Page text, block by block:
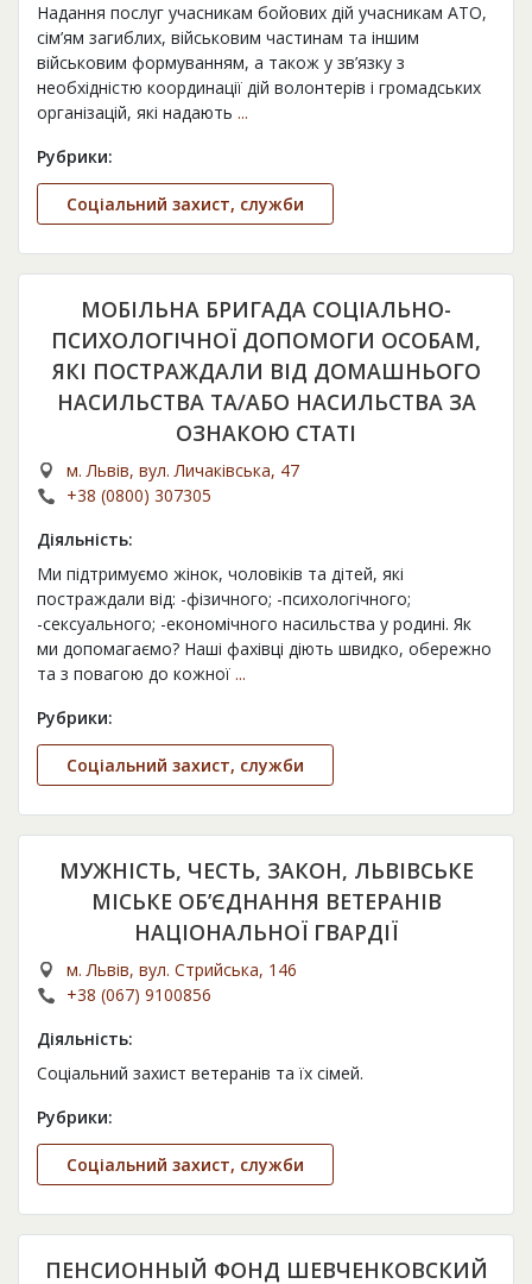
Надання послуг учасникам бойових дій учасникам АТО,
сім’ям загиблих, військовим частинам та іншим
військовим формуванням, а також у зв’язку з
необхідністю координації дій волонтерів і громадських
організацій, які надають ...
Рубрики:
Соціальний захист, служби
МОБІЛЬНА БРИГАДА СОЦІАЛЬНО-
ПСИХОЛОГІЧНОЇ ДОПОМОГИ ОСОБАМ,
ЯКІ ПОСТРАЖДАЛИ ВІД ДОМАШНЬОГО
НАСИЛЬСТВА ТА/АБО НАСИЛЬСТВА ЗА
ОЗНАКОЮ СТАТІ
м. Львів, вул. Личаківська, 47
+38 (0800) 307305
Діяльність:
Ми підтримуємо жінок, чоловіків та дітей, які
постраждали від: -фізичного; -психологічного;
-сексуального; -економічного насильства у родині. Як
ми допомагаємо? Наші фахівці діють швидко, обережно
та з повагою до кожної ...
Рубрики:
Соціальний захист, служби
МУЖНІСТЬ, ЧЕСТЬ, ЗАКОН, ЛЬВІВСЬКЕ
МІСЬКЕ ОБ’ЄДНАННЯ ВЕТЕРАНІВ
НАЦІОНАЛЬНОЇ ГВАРДІЇ
м. Львів, вул. Стрийська, 146
+38 (067) 9100856
Діяльність:
Соціальний захист ветеранів та їх сімей.
Рубрики:
Соціальний захист, служби
ПЕНСИОННЫЙ ФОНД ШЕВЧЕНКОВСКИЙ